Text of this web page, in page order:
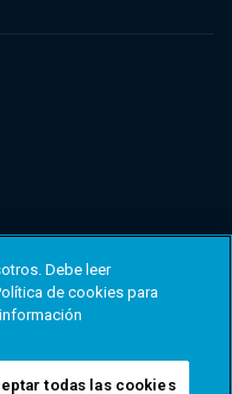
No. B 110242 and/or
by the Dutch Authority
08068841. Columbia
es la marca global del
© 2026 Columbia
Debe leer
de cookies para
todas las cookies